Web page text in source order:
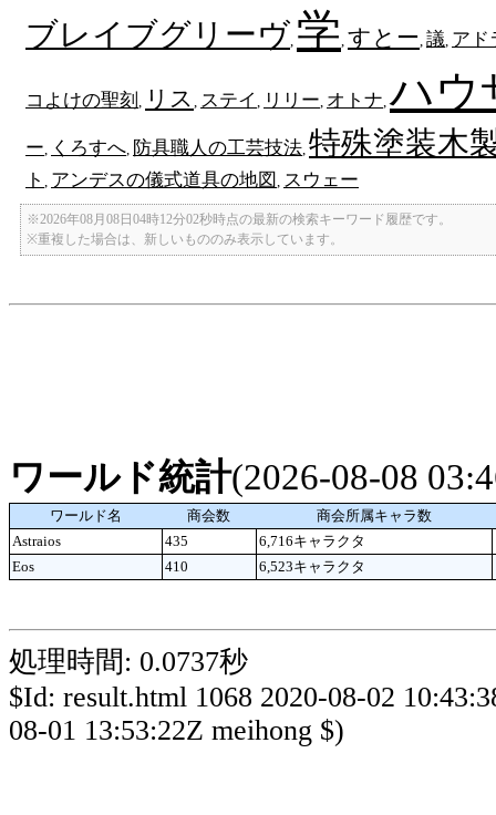
ブレイブグリーヴ 学 すとー 議 アド
コよけの聖刻 リス ステイ リリー オトナ ,ハウ
ー くろすへ 防具職人の工芸技法 特殊塗装木
ト アンデスの儀式道具の地図 スウェー
※2026年08月08日04時12分02秒時点の最新の検索キーワード履歴です。
※重複した場合は、新しいもののみ表示しています。
ワールド統計(2026-08-08
ワールド名 商会数
商会所属キャラ数
Astraios
435 6,716キャラクタ
Eos
410 6,523キャラクタ
処理時間: 0.0737秒
$Id: result.html 1068 2020-08-02
08-01 13:53:22Z meihong $)